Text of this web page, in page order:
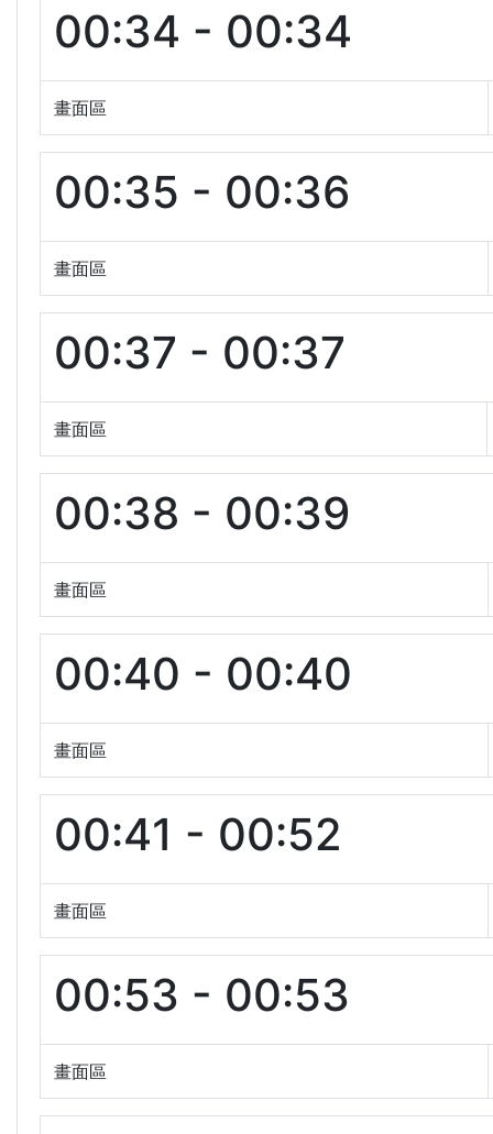
00:34 - 00:34
畫面區
00:35 - 00:36
畫面區
00:37 - 00:37
畫面區
00:38 - 00:39
畫面區
00:40 - 00:40
畫面區
00:41 - 00:52
畫面區
00:53 - 00:53
畫面區